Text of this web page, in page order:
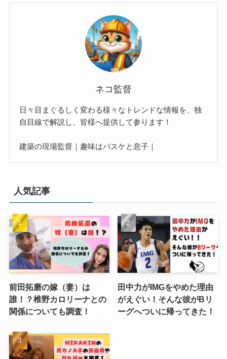
ネコ監督
日々目まぐるしく変わる様々なトレンドな情報を、独
自目線で解説し、皆様へ提供して参ります！
建築の現場監督｜趣味はバスケと息子｜
人気記事
前田拓磨の嫁（妻）は
誰！？椎野カロリーナとの
関係についても調査！
田中力がIMGをやめた理由
がえぐい！そんな彼がBリ
ーグへついに帰ってきた！